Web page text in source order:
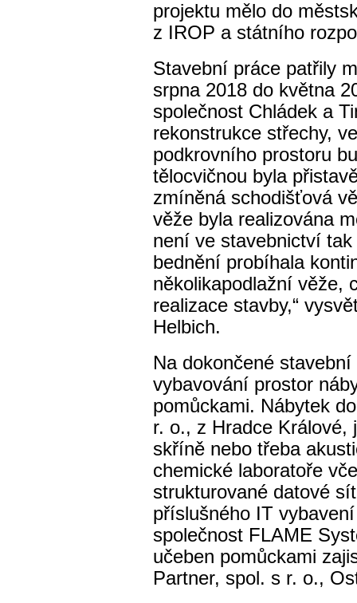
projektu mělo do
z IROP a státního
Stavební práce patřily
srpna 2018 do května
společnost Chládek a
rekonstrukce střechy,
podkrovního prostoru
tělocvičnou byla
zmíněná schodišťová
věže byla realizována
není ve stavebnictví
bednění probíhala
několikapodlažní věže,
realizace stavby,“
Helbich.
Na dokončené
vybavování prostor
pomůckami. Nábytek
r. o., z Hradce Králové,
skříně nebo třeba
chemické laboratoře
strukturované datové
příslušného IT
společnost FLAME
učeben pomůckami
Partner, spol. s r. o.,